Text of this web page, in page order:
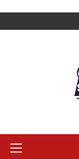
au
principal